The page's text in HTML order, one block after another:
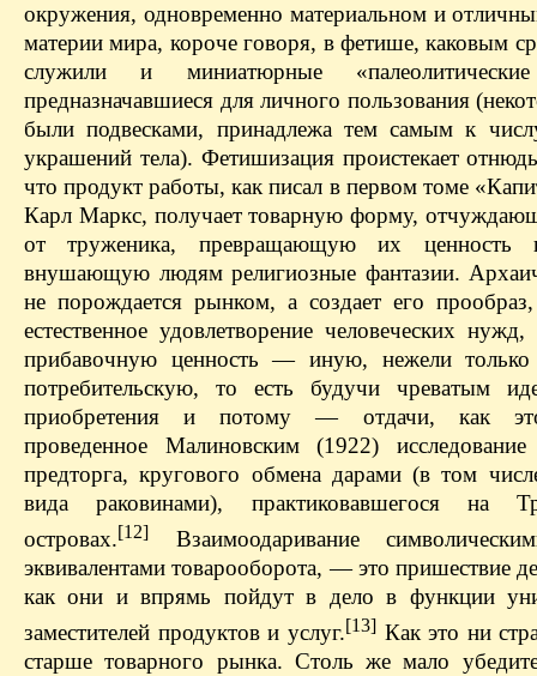
окружения, одновременно материальном и
материи мира, короче говоря, в фетише, каковым
служили и миниатюрные
предназначавшиеся для личного пользования
были подвесками, принадлежа тем самым к
украшений тела). Фетишизация проистекает
что продукт работы, как писал в первом томе
Карл Маркс, получает товарную форму,
от труженика, превращающую их
внушающую людям религиозные фантазии.
не порождается рынком, а создает его прообраз,
естественное удовлетворение человеческих
прибавочную ценность — иную, нежели только
потребительскую, то есть будучи чреватым
приобретения и потому — отдачи, как
проведенное Малиновским (1922)
предторга, кругового обмена дарами (в том
вида раковинами), практиковавшегося на
островах.[12]
Взаимоодаривание
эквивалентами товарооборота, — это пришествие
как они и впрямь пойдут в дело в функции
заместителей продуктов и услуг.[13]Как это ни
старше товарного рынка. Столь же мало